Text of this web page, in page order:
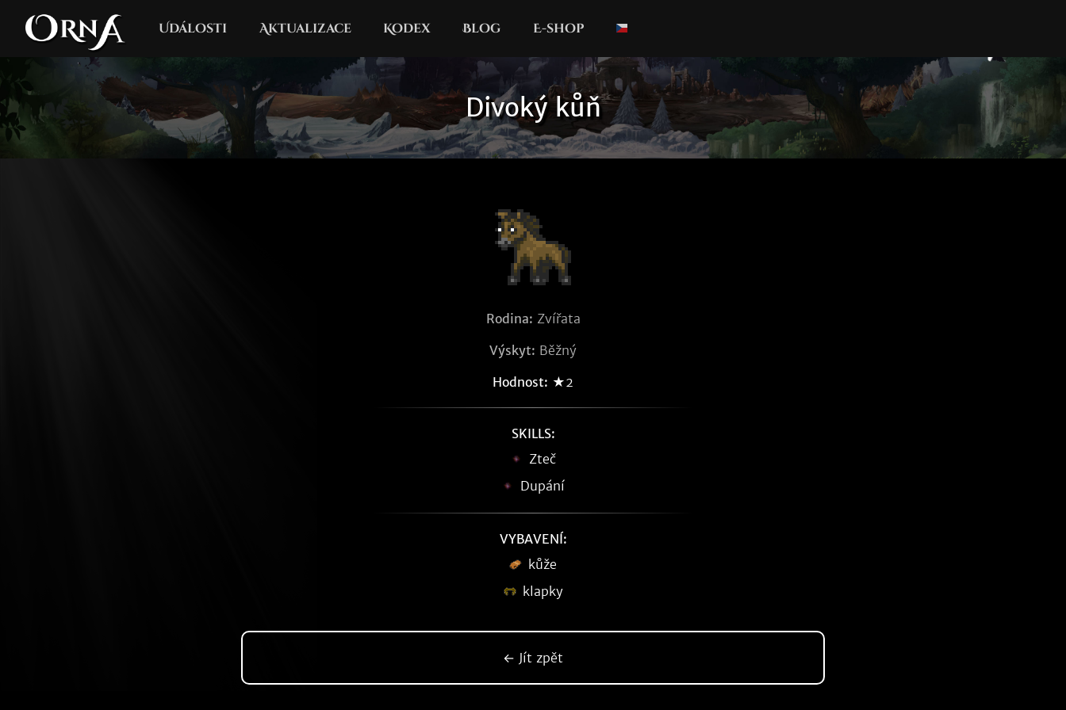
Události Aktualizace Kodex Blog E-shop
Divoký kůň
Rodina: Zvířata
Výskyt: Běžný
Hodnost: ★2
SKILLS:
Zteč
Dupání
VYBAVENÍ:
kůže
klapky
← Jít zpět